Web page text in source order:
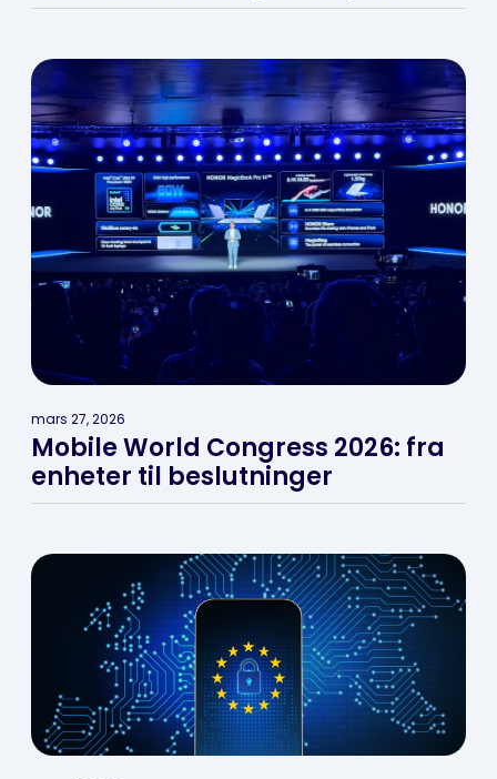
mars 27, 2026
Mobile World Congress 2026: fra
enheter til beslutninger